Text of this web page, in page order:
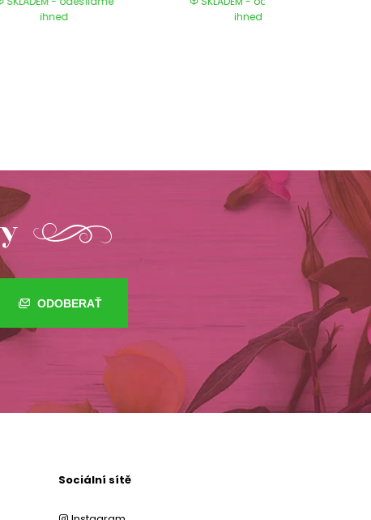
ihned
ihned
ODOBERAŤ
Sociální sítě